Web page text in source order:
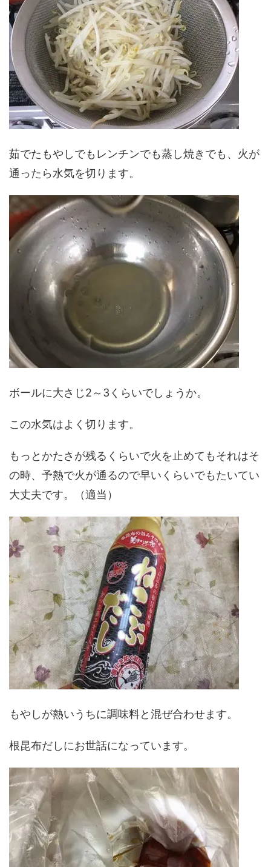
茹でたもやしでもレンチンでも蒸し焼きでも、火が
通ったら水気を切ります。
ボールに大さじ2～3くらいでしょうか。
この水気はよく切ります。
もっとかたさが残るくらいで火を止めてもそれはそ
の時、予熱で火が通るので早いくらいでもたいてい
大丈夫です。（適当）
もやしが熱いうちに調味料と混ぜ合わせます。
根昆布だしにお世話になっています。